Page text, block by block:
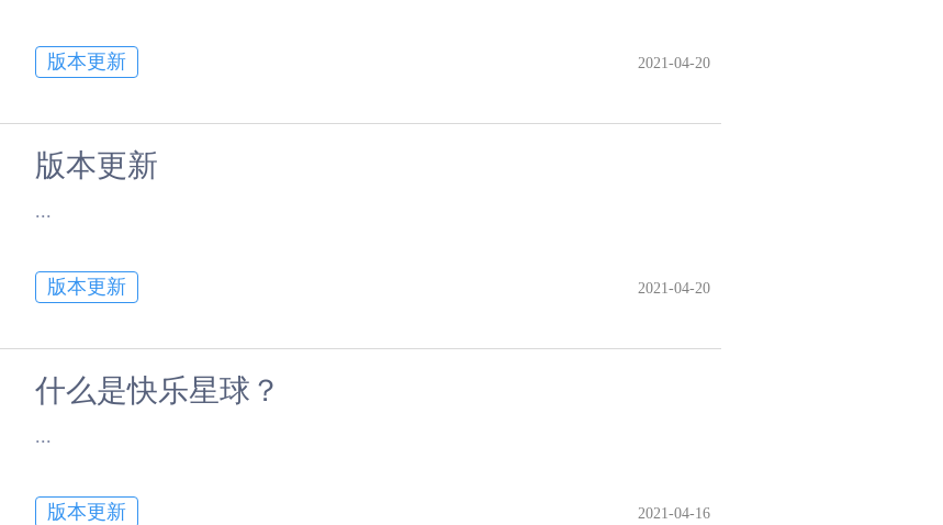
版本更新 2021-04-20
版本更新
​...
版本更新 2021-04-20
什么是快乐星球？
​...
版本更新 2021-04-16